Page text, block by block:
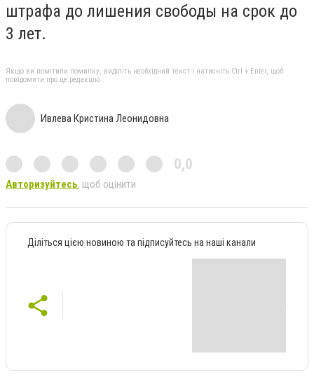
штрафа до лишения свободы на срок до
3 лет.
Якщо ви помітили помилку, виділіть необхідний текст і натисніть Ctrl + Enter, щоб
повідомити про це редакцію
Ивлева Кристина Леонидовна
0,0
Авторизуйтесь, щоб оцінити
Діліться цією новиною та підписуйтесь на наші канали